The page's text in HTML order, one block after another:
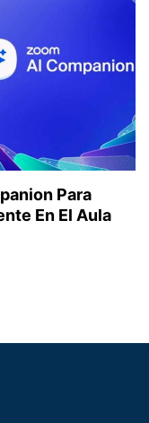
Para
En El Aula